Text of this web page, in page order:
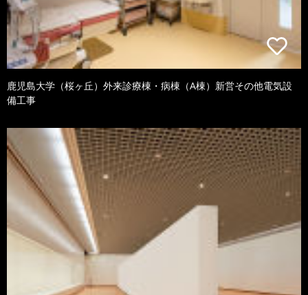
鹿児島大学（桜ヶ丘）外来診療棟・病棟（A棟）新営その他電気設
備工事